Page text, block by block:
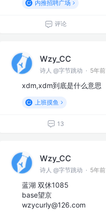
内推招聘广场
评论
Wzy_CC
诗人 @字节跳动 · 5年前
xdm,xdm到底是什么意思
上班摸鱼
13
Wzy_CC
诗人 @字节跳动 · 5年前
蓝湖 双休1085
base望京
wzycurly@126.com